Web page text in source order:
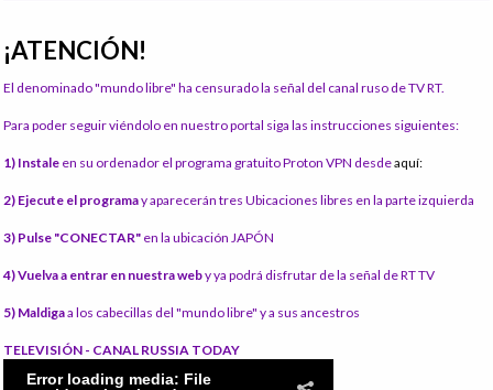
¡ATENCIÓN!
El denominado "mundo libre" ha censurado la señal del canal ruso de TV RT.
Para poder seguir viéndolo en nuestro portal siga las instrucciones siguientes:
1) Instale en su ordenador el programa gratuito Proton VPN desdeaquí:
2) Ejecute el programay aparecerán tres Ubicaciones libres en la parte izquierda
3) Pulse "CONECTAR" en la ubicación JAPÓN
4) Vuelva a entrar en nuestra weby ya podrá disfrutar de la señal de RT TV
5) Maldigaa los cabecillas del "mundo libre" y a sus ancestros
TELEVISIÓN - CANAL RUSSIA TODAY